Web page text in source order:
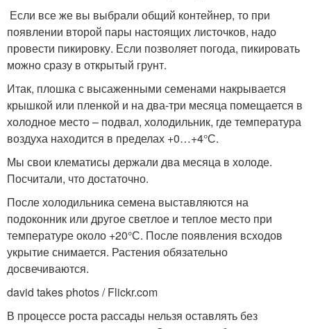
Если все же вы выбрали общий контейнер, то при
появлении второй пары настоящих листочков, надо
провести пикировку. Если позволяет погода, пикировать
можно сразу в открытый грунт.
Итак, плошка с высаженными семенами накрывается
крышкой или пленкой и на два-три месяца помещается в
холодное место – подвал, холодильник, где температура
воздуха находится в пределах +0…+4°С.
Мы свои клематисы держали два месяца в холоде.
Посчитали, что достаточно.
После холодильника семена выставляются на
подоконник или другое светлое и теплое место при
температуре около +20°С. После появления всходов
укрытие снимается. Растения обязательно
досвечиваются.
david takes photos / Flickr.com
В процессе роста рассады нельзя оставлять без